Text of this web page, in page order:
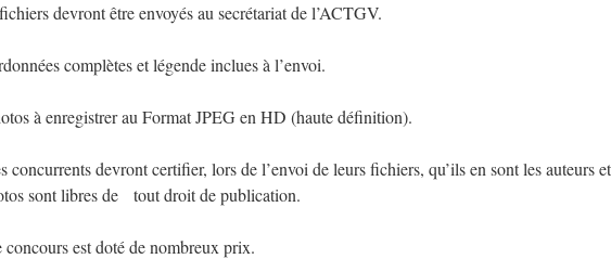
devront être envoyés au secrétariat de l’ACTGV.
complètes et légende inclues à l’envoi.
à enregistrer au Format JPEG en HD (haute définition).
concurrents devront certifier, lors de l’envoi de leurs fichiers, qu’ils en sont les auteurs
sont libres de tout droit de publication.
concours est doté de nombreux prix.